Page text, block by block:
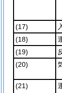
(17)
(18)
(19)
(20)
(21)